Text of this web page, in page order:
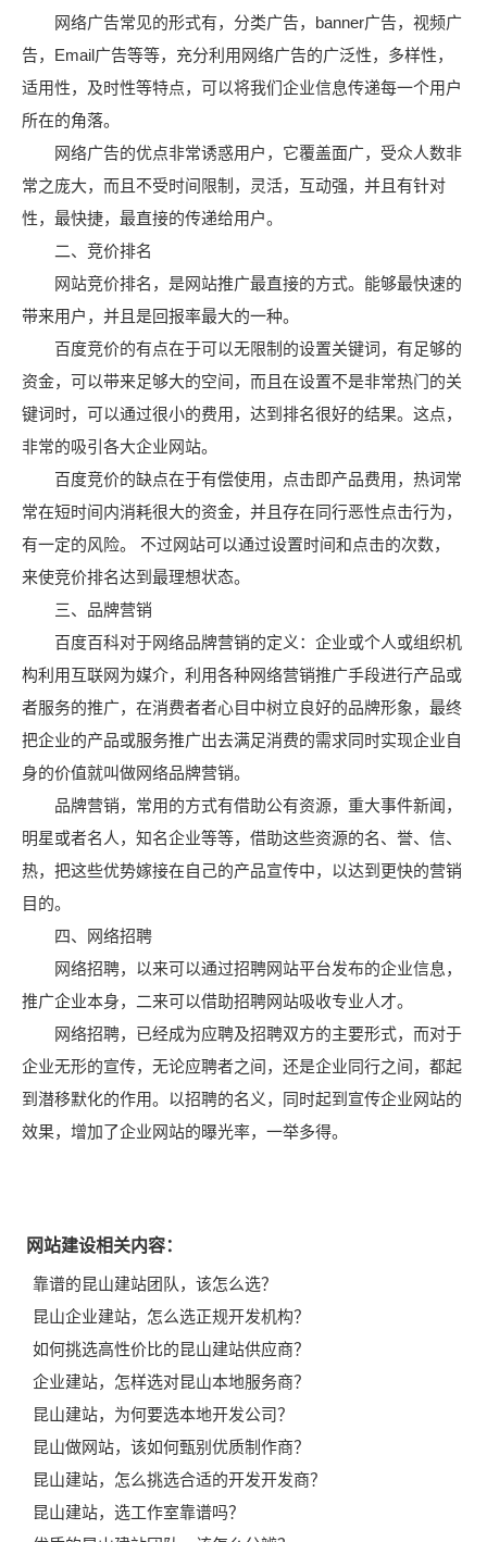
网络广告常见的形式有，分类广告，banner广告，视频广
告，Email广告等等，充分利用网络广告的广泛性，多样性，
适用性，及时性等特点，可以将我们企业信息传递每一个用户
所在的角落。
网络广告的优点非常诱惑用户，它覆盖面广，受众人数非
常之庞大，而且不受时间限制，灵活，互动强，并且有针对
性，最快捷，最直接的传递给用户。
二、竞价排名
网站竞价排名，是网站推广最直接的方式。能够最快速的
带来用户，并且是回报率最大的一种。
百度竞价的有点在于可以无限制的设置关键词，有足够的
资金，可以带来足够大的空间，而且在设置不是非常热门的关
键词时，可以通过很小的费用，达到排名很好的结果。这点，
非常的吸引各大企业网站。
百度竞价的缺点在于有偿使用，点击即产品费用，热词常
常在短时间内消耗很大的资金，并且存在同行恶性点击行为，
有一定的风险。 不过网站可以通过设置时间和点击的次数，
来使竞价排名达到最理想状态。
三、品牌营销
百度百科对于网络品牌营销的定义：企业或个人或组织机
构利用互联网为媒介，利用各种网络营销推广手段进行产品或
者服务的推广，在消费者者心目中树立良好的品牌形象，最终
把企业的产品或服务推广出去满足消费的需求同时实现企业自
身的价值就叫做网络品牌营销。
品牌营销，常用的方式有借助公有资源，重大事件新闻，
明星或者名人，知名企业等等，借助这些资源的名、誉、信、
热，把这些优势嫁接在自己的产品宣传中，以达到更快的营销
目的。
四、网络招聘
网络招聘，以来可以通过招聘网站平台发布的企业信息，
推广企业本身，二来可以借助招聘网站吸收专业人才。
网络招聘，已经成为应聘及招聘双方的主要形式，而对于
企业无形的宣传，无论应聘者之间，还是企业同行之间，都起
到潜移默化的作用。以招聘的名义，同时起到宣传企业网站的
效果，增加了企业网站的曝光率，一举多得。
网站建设相关内容：
靠谱的昆山建站团队，该怎么选？
昆山企业建站，怎么选正规开发机构？
如何挑选高性价比的昆山建站供应商？
企业建站，怎样选对昆山本地服务商？
昆山建站，为何要选本地开发公司？
昆山做网站，该如何甄别优质制作商？
昆山建站，怎么挑选合适的开发开发商？
昆山建站，选工作室靠谱吗？